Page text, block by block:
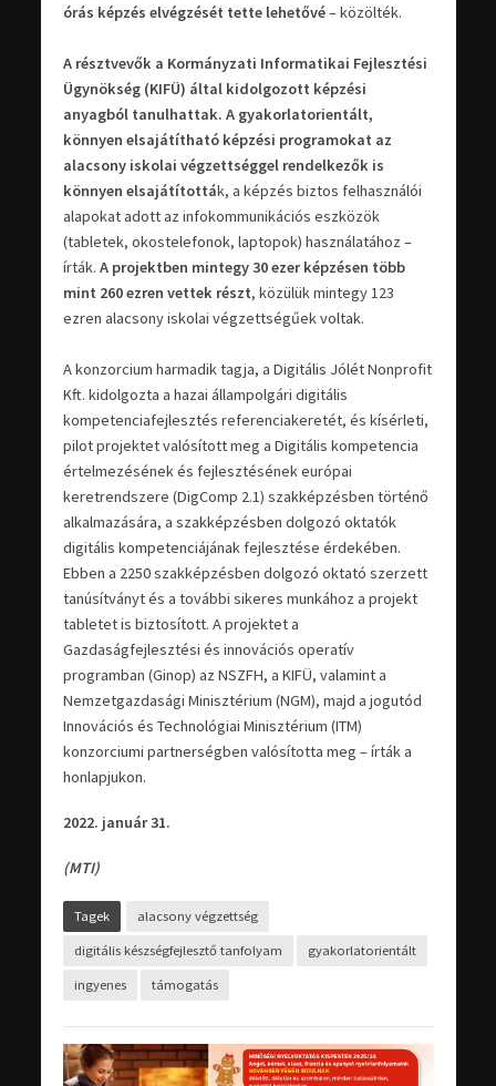
órás képzés elvégzését tette lehetővé– közölték.
A résztvevők a Kormányzati Informatikai Fejlesztési
Ügynökség (KIFÜ) által kidolgozott képzési
anyagból tanulhattak. A gyakorlatorientált,
könnyen elsajátítható képzési programokat az
alacsony iskolai végzettséggel rendelkezők is
könnyen elsajátították, a képzés biztos felhasználói
alapokat adott az infokommunikációs eszközök
(tabletek, okostelefonok, laptopok) használatához –
írták. A projektben mintegy 30 ezer képzésen több
mint 260 ezren vettek részt, közülük mintegy 123
ezren alacsony iskolai végzettségűek voltak.
A konzorcium harmadik tagja, a Digitális Jólét Nonprofit
Kft. kidolgozta a hazai állampolgári digitális
kompetenciafejlesztés referenciakeretét, és kísérleti,
pilot projektet valósított meg a Digitális kompetencia
értelmezésének és fejlesztésének európai
keretrendszere (DigComp 2.1) szakképzésben történő
alkalmazására, a szakképzésben dolgozó oktatók
digitális kompetenciájának fejlesztése érdekében.
Ebben a 2250 szakképzésben dolgozó oktató szerzett
tanúsítványt és a további sikeres munkához a projekt
tabletet is biztosított. A projektet a
Gazdaságfejlesztési és innovációs operatív
programban (Ginop) az NSZFH, a KIFÜ, valamint a
Nemzetgazdasági Minisztérium (NGM), majd a jogutód
Innovációs és Technológiai Minisztérium (ITM)
konzorciumi partnerségben valósította meg – írták a
honlapjukon.
2022. január 31.
(MTI)
Tagek alacsony végzettség
digitális készségfejlesztő tanfolyam gyakorlatorientált
ingyenes támogatás